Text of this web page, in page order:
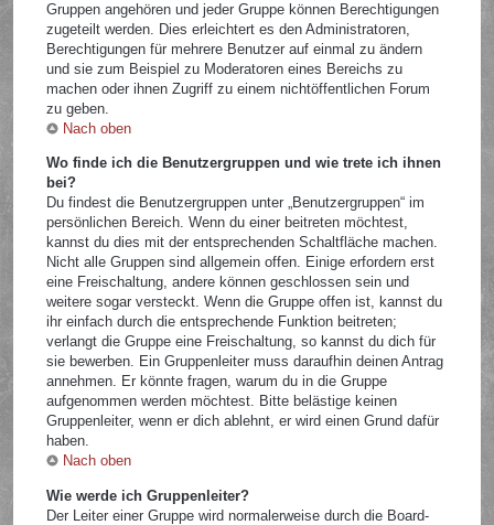
Gruppen angehören und jeder Gruppe können Berechtigungen
zugeteilt werden. Dies erleichtert es den Administratoren,
Berechtigungen für mehrere Benutzer auf einmal zu ändern
und sie zum Beispiel zu Moderatoren eines Bereichs zu
machen oder ihnen Zugriff zu einem nichtöffentlichen Forum
zu geben.
Nach oben
Wo finde ich die Benutzergruppen und wie trete ich ihnen
bei?
Du findest die Benutzergruppen unter „Benutzergruppen“ im
persönlichen Bereich. Wenn du einer beitreten möchtest,
kannst du dies mit der entsprechenden Schaltfläche machen.
Nicht alle Gruppen sind allgemein offen. Einige erfordern erst
eine Freischaltung, andere können geschlossen sein und
weitere sogar versteckt. Wenn die Gruppe offen ist, kannst du
ihr einfach durch die entsprechende Funktion beitreten;
verlangt die Gruppe eine Freischaltung, so kannst du dich für
sie bewerben. Ein Gruppenleiter muss daraufhin deinen Antrag
annehmen. Er könnte fragen, warum du in die Gruppe
aufgenommen werden möchtest. Bitte belästige keinen
Gruppenleiter, wenn er dich ablehnt, er wird einen Grund dafür
haben.
Nach oben
Wie werde ich Gruppenleiter?
Der Leiter einer Gruppe wird normalerweise durch die Board-